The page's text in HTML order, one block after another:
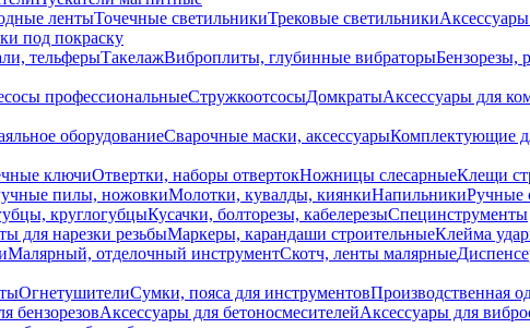
лентыТочечные светильникиТрековые светильники
под покраску
тельферыТакелажВиброплиты, глубинные вибраторыБензорезы,
профессиональныеСтружкоотсосыДомкратыАксессуары для
оборудованиеСварочные маски, аксессуарыКомплектующие
ключиОтвертки, наборы отвертокНожницы слесарныеКлещи
пилы, ножовкиМолотки, кувалды, киянкиНапильникиРучные
круглогубцыКусачки, болторезы, кабелерезыСпецинструменты
для нарезки резьбыМаркеры, карандаши строительныеКлейма
Малярный, отделочный инструментСкотч, ленты малярные
ОгнетушителиСумки, пояса для инструментовПроизводственная
бензорезовАксессуары для бетоносмесителейАксессуары для